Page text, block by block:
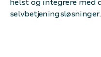
helst og integrere med
selvbetjeningsløsninger.